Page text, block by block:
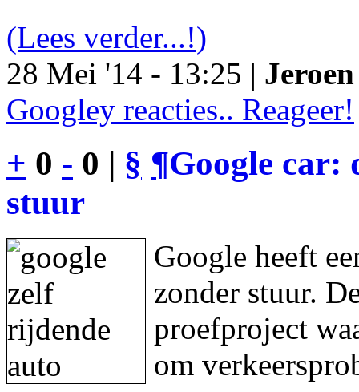
(Lees verder...!)
28 Mei '14 - 13:25 |
Googley reacties.. Reageer!
+ 0 - 0 | § ¶Google car:
stuur
Google heeft
zonder stuur.
proefproject
om